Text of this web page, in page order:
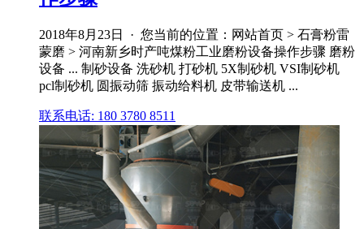
2018年8月23日 · 您当前的位置：网站首页 > 石膏粉雷
蒙磨 > 河南新乡时产吨煤粉工业磨粉设备操作步骤 磨粉
设备 ... 制砂设备 洗砂机 打砂机 5X制砂机 VSI制砂机
pcl制砂机 圆振动筛 振动给料机 皮带输送机 ...
联系电话: 180 3780 8511